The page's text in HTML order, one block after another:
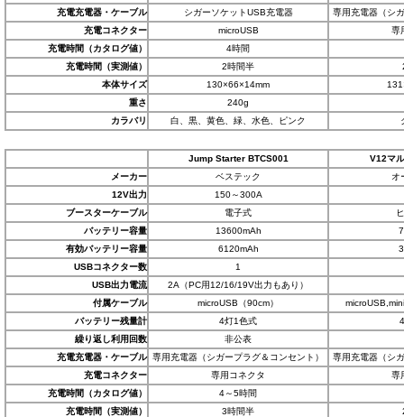
充電充電器・ケーブル
シガーソケットUSB充電器
専用充電器（シ
充電コネクター
microUSB
専
充電時間（カタログ値）
4時間
充電時間（実測値）
2時間半
本体サイズ
130×66×14mm
重さ
240g
カラバリ
白、黒、黄色、緑、水色、ピンク
Jump Starter BTCS001
V12マ
メーカー
ベステック
オ
12V出力
150～300A
ブースターケーブル
電子式
バッテリー容量
13600mAh
有効バッテリー容量
6120mAh
USBコネクター数
1
USB出力電流
2A（PC用12/16/19V出力もあり）
付属ケーブル
microUSB（90cm）
バッテリー残量計
4灯1色式
繰り返し利用回数
非公表
充電充電器・ケーブル 専用充電器（シガープラグ＆コンセント）
専用充電器（シ
充電コネクター
専用コネクタ
専
充電時間（カタログ値）
4～5時間
充電時間（実測値）
3時間半